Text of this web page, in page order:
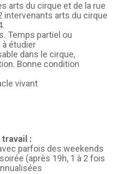
arts du cirque et de la rue
intervenants arts du cirque
Temps partiel ou
étudier
dans le cirque,
Bonne condition
vivant
:
parfois des weekends
(après 19h, 1 à 2 fois